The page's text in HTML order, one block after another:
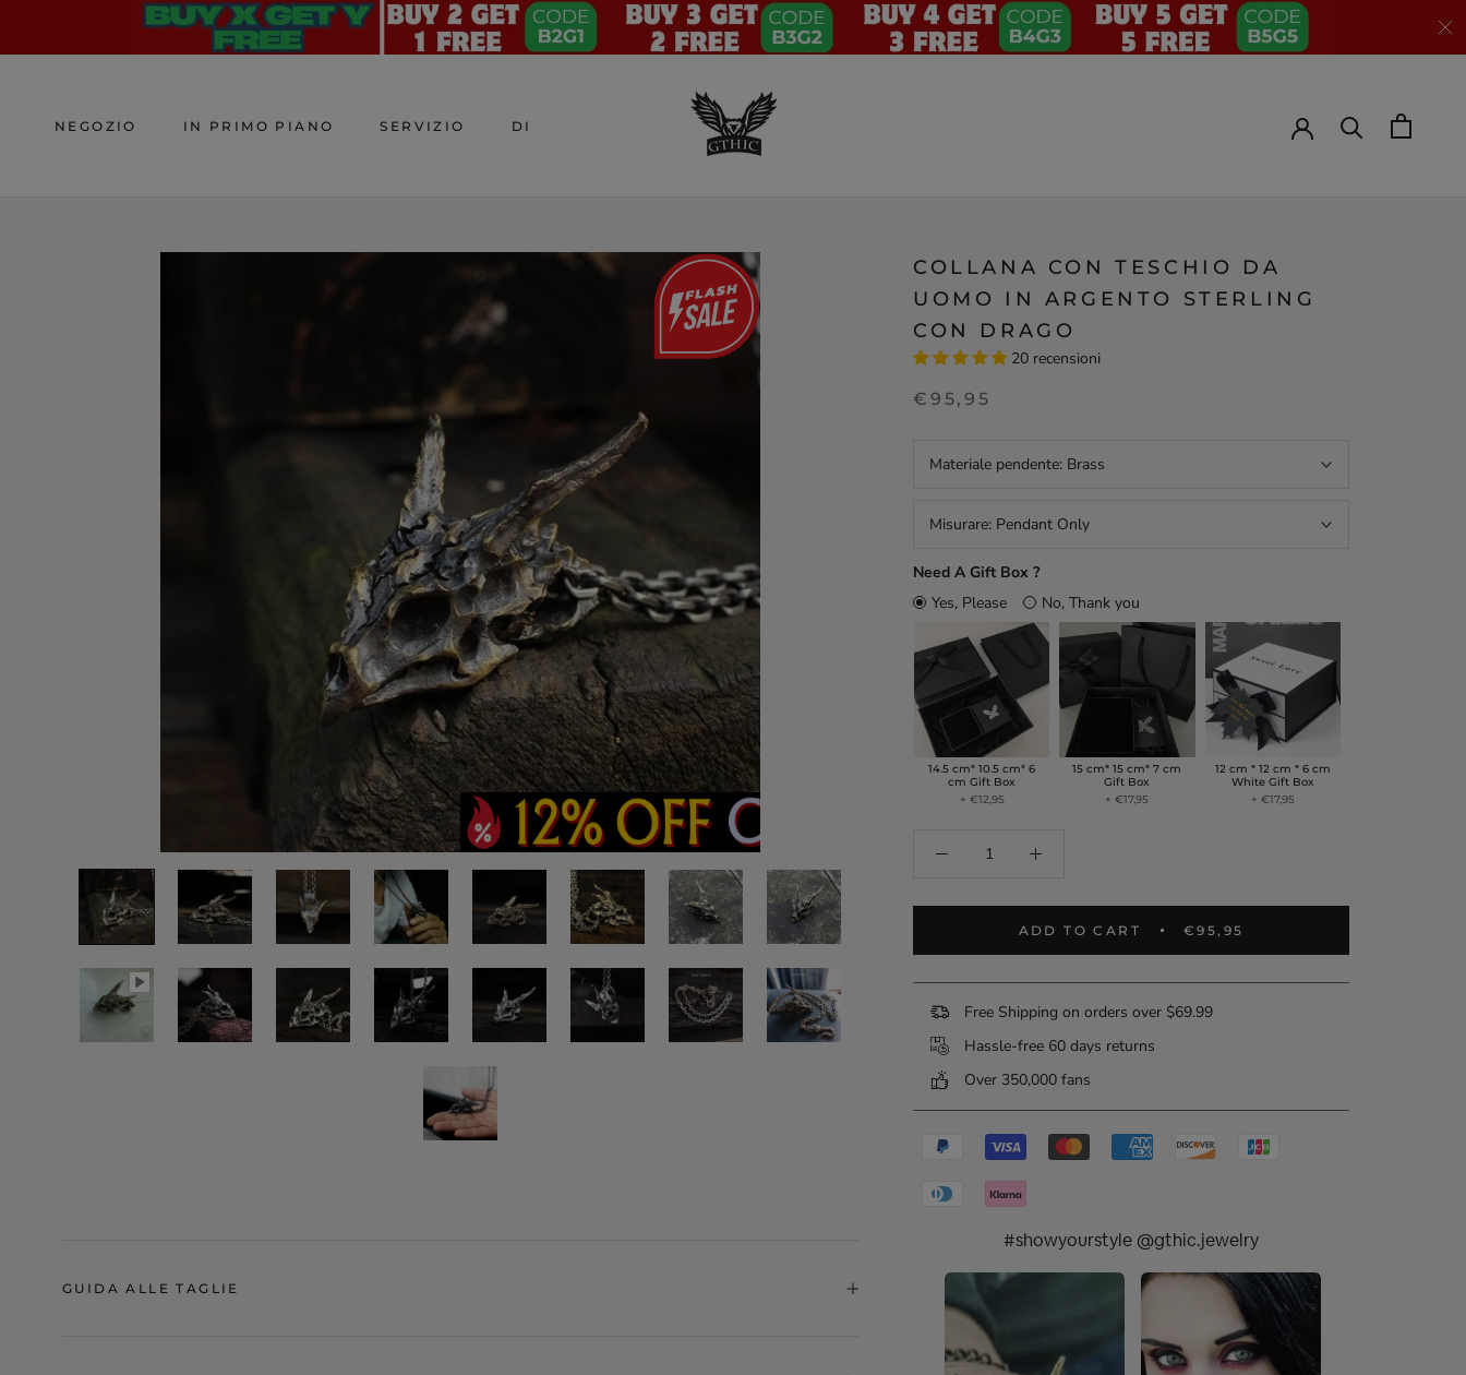
content
NEGOZIO IN PRIMO PIANO SERVIZIO DI
COLLANA CON TESCHIO DA
UOMO IN ARGENTO STERLING
CON DRAGO
20 recensioni
€95,95
Materiale pendente: Brass
Misurare: Pendant Only
Need A Gift Box ?
Yes, Please
No, Thank you
14.5 cm* 10.5 cm* 6
cm Gift Box
+ €12,95
15 cm* 15 cm* 7 cm
Gift Box
+ €17,95
12 cm * 12 cm * 6 cm
White Gift Box
+ €17,95
ADD TO CART €95,95
Free Shipping on orders over $69.99
Hassle-free 60 days returns
Over 350,000 fans
#showyourstyle @gthic.jewelry
GUIDA ALLE TAGLIE